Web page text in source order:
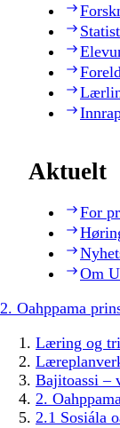
Aktuelt
For
Om
2. Oahppama
Læring og
Bajitoassi –
2.
2.1 Sosiála